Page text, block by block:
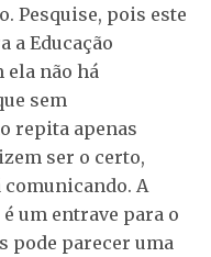
Pesquise, pois este
a Educação
ela não há
sem
repita apenas
ser o certo,
comunicando. A
um entrave para o
pode parecer uma